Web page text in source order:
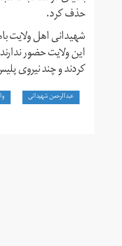
حذف کرد.
شهیدانی اهل ولایت
این ولایت حضور
کردند و چند نیروی
عبدالرحمن شهیدانی